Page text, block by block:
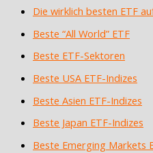
Die wirklich besten ETF
Beste “All World” ETF
Beste ETF-Sektoren
Beste USA ETF-Indizes
Beste Asien ETF-Indizes
Beste Japan ETF-Indizes
Beste Emerging Markets